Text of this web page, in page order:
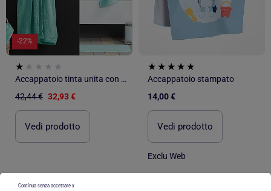
Continua senza accettare x
-22%
Accappatoio tinta unita con collo a scialle
42,44 € 32,93 €
Vedi prodotto
Accappatoio stampato
14,00 €
Vedi prodotto
Exclu Web